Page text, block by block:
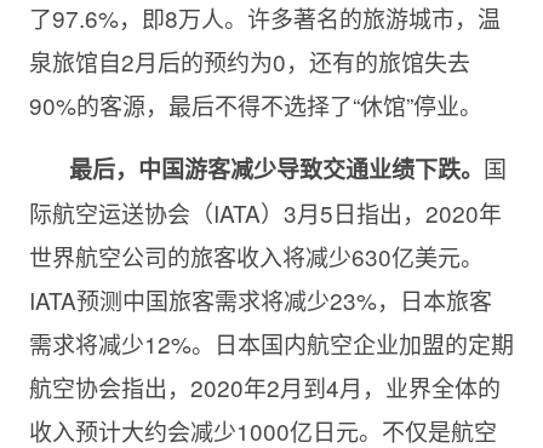
了97.6%，即8万人。许多著名的旅游城市，温
泉旅馆自2月后的预约为0，还有的旅馆失去
90%的客源，最后不得不选择了“休馆”停业。
最后，中国游客减少导致交通业绩下跌。 国
际航空运送协会（IATA）3月5日指出，2020年
世界航空公司的旅客收入将减少630亿美元。
IATA预测中国旅客需求将减少23%，日本旅客
需求将减少12%。日本国内航空企业加盟的定期
航空协会指出，2020年2月到4月，业界全体的
收入预计大约会减少1000亿日元。不仅是航空